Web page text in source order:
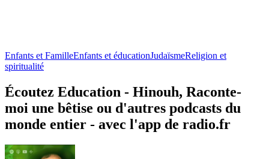
Enfants et FamilleEnfants et éducationJudaïsmeReligion et
spiritualité
Écoutez Education - Hinouh, Raconte-
moi une bêtise ou d'autres podcasts du
monde entier - avec l'app de radio.fr